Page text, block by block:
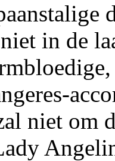
in de
niet om